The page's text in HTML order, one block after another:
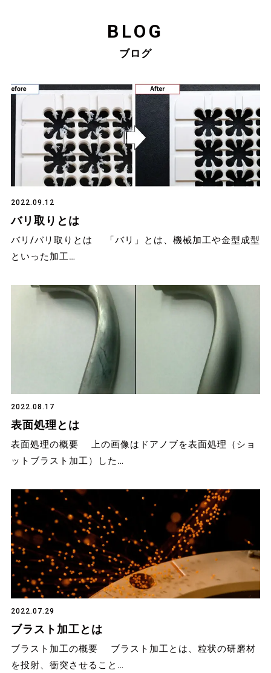
BLOG
ブログ
2022.09.12
バリ取りとは
バリ/バリ取りとは 「バリ」とは、機械加工や金型成型
といった加工…
2022.08.17
表面処理とは
表面処理の概要 上の画像はドアノブを表面処理（ショ
ットブラスト加工）した…
2022.07.29
ブラスト加工とは
ブラスト加工の概要 ブラスト加工とは、粒状の研磨材
を投射、衝突させること…